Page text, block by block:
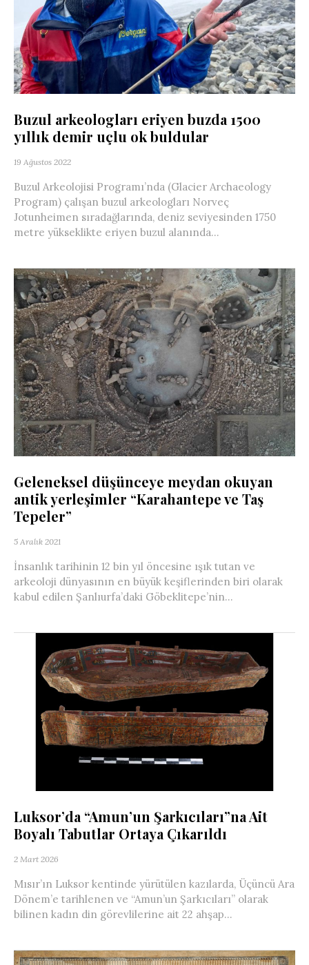
Buzul arkeologları eriyen buzda 1500
yıllık demir uçlu ok buldular
19 Ağustos 2022
Buzul Arkeolojisi Programı’nda (Glacier Archaeology
Program) çalışan buzul arkeologları Norveç
Jotunheimen sıradağlarında, deniz seviyesinden 1750
metre yükseklikte eriyen buzul alanında...
Geleneksel düşünceye meydan okuyan
antik yerleşimler “Karahantepe ve Taş
Tepeler”
5 Aralık 2021
İnsanlık tarihinin 12 bin yıl öncesine ışık tutan ve
arkeoloji dünyasının en büyük keşiflerinden biri olarak
kabul edilen Şanlıurfa’daki Göbeklitepe’nin...
Luksor’da “Amun’un Şarkıcıları”na Ait
Boyalı Tabutlar Ortaya Çıkarıldı
2 Mart 2026
Mısır’ın Luksor kentinde yürütülen kazılarda, Üçüncü Ara
Dönem’e tarihlenen ve “Amun’un Şarkıcıları” olarak
bilinen kadın din görevlilerine ait 22 ahşap...